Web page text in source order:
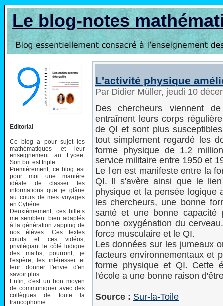
Le blog-notes
Editorial
Ce blog a pour sujet les
mathématiques et leur
enseignement au Lycée.
Son but est triple.
Premièrement, ce blog est
pour moi une manière
idéale de classer les
informations que je glâne
au cours de mes voyages
en Cybérie.
Deuxièmement, ces billets
me semblent bien adaptés
à la génération zapping de
nos élèves. Ces textes
courts et ces vidéos,
privilégiant le côté ludique
des maths, pourront, je
l'espère, les intéresser et
leur donner l'envie d'en
savoir plus.
Enfin, c'est un bon moyen
de communiquer avec des
collègues de toute la
francophonie.
L'activité physique
Par Didier Müller, jeudi 10
Des chercheurs viennent
entraînent leurs corps
de QI et sont plus
tout simplement regardé les
forme physique de 1.2
service militaire entre 1950 et
Le lien est manifeste entre la
QI. Il s'avère ainsi que le
physique et la pensée logique
les chercheurs, une bonne
santé et une bonne capacité
bonne oxygénation du
force musculaire et le QI.
Les données sur les jumeaux
facteurs environnementaux et
forme physique et QI. Cette
l'école a une bonne raison
Source : Sur-la-Toile